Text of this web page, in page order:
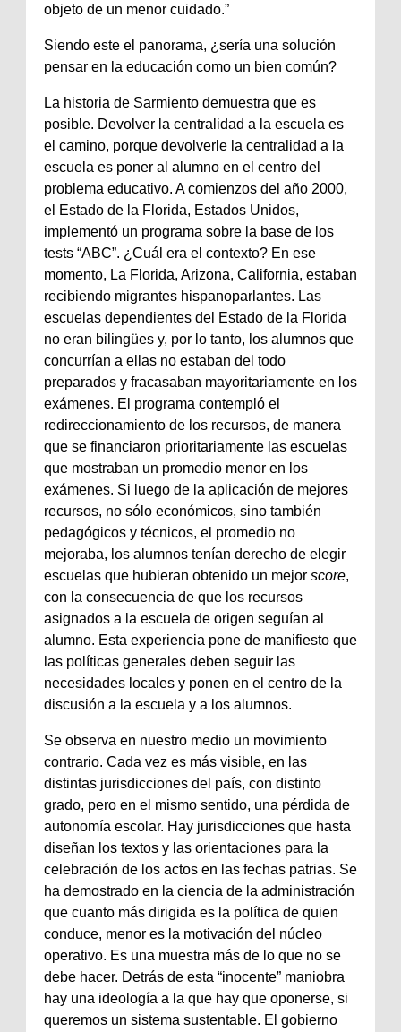
objeto de un menor cuidado.”
Siendo este el panorama, ¿sería una solución
pensar en la educación como un bien común?
La historia de Sarmiento demuestra que es
posible. Devolver la centralidad a la escuela es
el camino, porque devolverle la centralidad a la
escuela es poner al alumno en el centro del
problema educativo. A comienzos del año 2000,
el Estado de la Florida, Estados Unidos,
implementó un programa sobre la base de los
tests “ABC”. ¿Cuál era el contexto? En ese
momento, La Florida, Arizona, California, estaban
recibiendo migrantes hispanoparlantes. Las
escuelas dependientes del Estado de la Florida
no eran bilingües y, por lo tanto, los alumnos que
concurrían a ellas no estaban del todo
preparados y fracasaban mayoritariamente en los
exámenes. El programa contempló el
redireccionamiento de los recursos, de manera
que se financiaron prioritariamente las escuelas
que mostraban un promedio menor en los
exámenes. Si luego de la aplicación de mejores
recursos, no sólo económicos, sino también
pedagógicos y técnicos, el promedio no
mejoraba, los alumnos tenían derecho de elegir
escuelas que hubieran obtenido un mejor score,
con la consecuencia de que los recursos
asignados a la escuela de origen seguían al
alumno. Esta experiencia pone de manifiesto que
las políticas generales deben seguir las
necesidades locales y ponen en el centro de la
discusión a la escuela y a los alumnos.
Se observa en nuestro medio un movimiento
contrario. Cada vez es más visible, en las
distintas jurisdicciones del país, con distinto
grado, pero en el mismo sentido, una pérdida de
autonomía escolar. Hay jurisdicciones que hasta
diseñan los textos y las orientaciones para la
celebración de los actos en las fechas patrias. Se
ha demostrado en la ciencia de la administración
que cuanto más dirigida es la política de quien
conduce, menor es la motivación del núcleo
operativo. Es una muestra más de lo que no se
debe hacer. Detrás de esta “inocente” maniobra
hay una ideología a la que hay que oponerse, si
queremos un sistema sustentable. El gobierno